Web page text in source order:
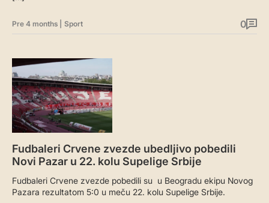
Pre 4 months Sport 0
Fudbaleri Crvene zvezde ubedljivo pobedili
Novi Pazar u 22. kolu Supelige Srbije
Fudbaleri Crvene zvezde pobedili su u Beogradu ekipu Novog
Pazara rezultatom 5:0 u meču 22. kolu Supelige Srbije.